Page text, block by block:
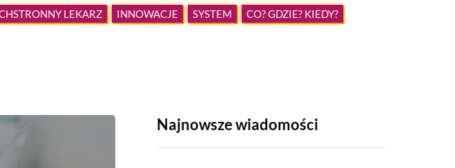
LEKARZ INNOWACJE SYSTEM CO? GDZIE? KIEDY?
Najnowsze wiadomości